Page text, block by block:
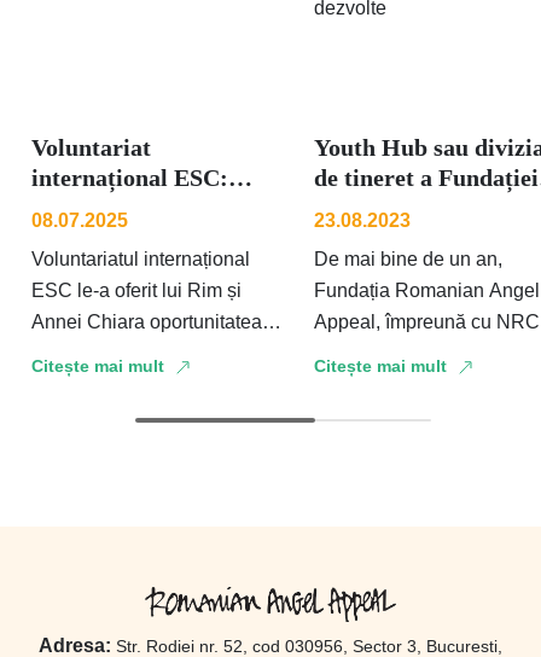
Voluntariat
internațional ESC:
experiența tinerilor
08.07.2025
Voluntariatul internațional
ESC le-a oferit lui Rim și
Annei Chiara oportunitatea
2024, Rim și …
Citește mai mult
Youth Hub sau
de tineret a Fundației
Romanian Angel
23.08.2023
De mai bine de un an,
Fundația Romanian Angel
Appeal, împreună cu
oferă tinerilor …
Citește mai mult
Adresa: Str. Rodiei nr. 52, cod 030956, Sector 3, Bucuresti,